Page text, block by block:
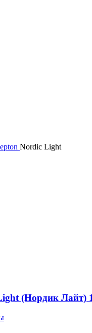
Nordic Light
(Нордик Лайт)